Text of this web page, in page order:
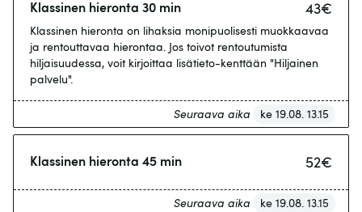
Klassinen hieronta 30 min 43€
Klassinen hieronta on lihaksia monipuolisesti muokkaavaa
ja rentouttavaa hierontaa. Jos toivot rentoutumista
hiljaisuudessa, voit kirjoittaa lisätieto-kenttään "Hiljainen
palvelu".
Seuraava aika ke 19.08. 13.15
Klassinen hieronta 45 min 52€
Seuraava aika ke 19.08. 13.15